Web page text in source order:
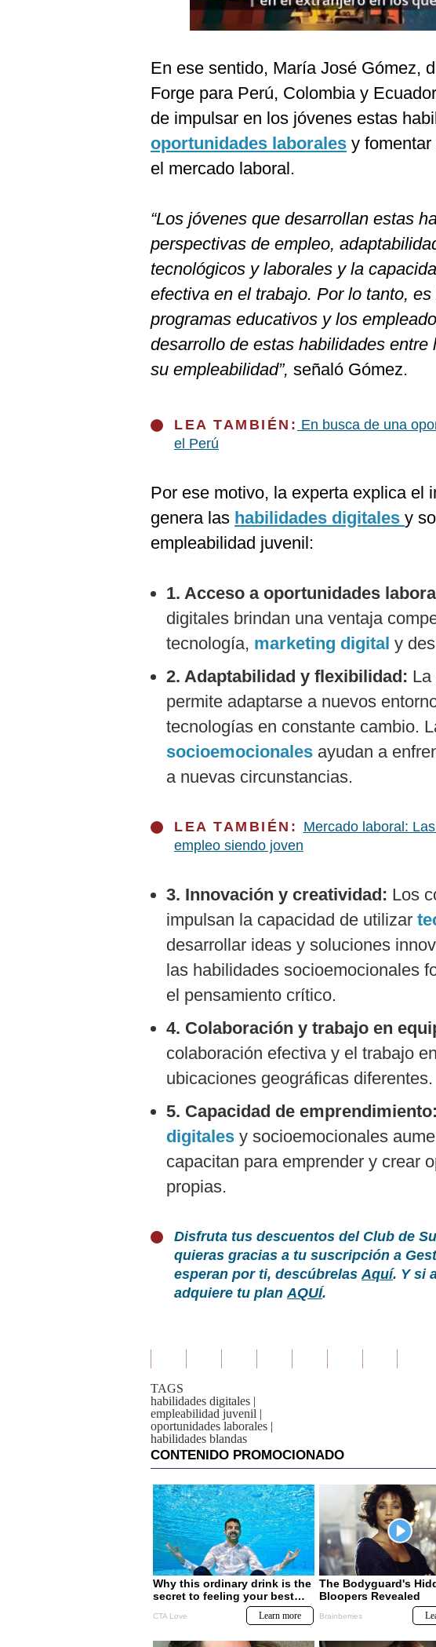
En ese sentido, María José Gómez,
Forge para Perú, Colombia y
de impulsar en los jóvenes estas
oportunidades laborales y
el mercado laboral.
“Los jóvenes que desarrollan estas
perspectivas de empleo,
tecnológicos y laborales y la
efectiva en el trabajo. Por lo tanto,
programas educativos y los
desarrollo de estas habilidades entre
su empleabilidad”, señaló Gómez.
LEA TAMBIÉN: En busca de una
el Perú
Por ese motivo, la experta explica el
genera las habilidades digitales y
empleabilidad juvenil:
1. Acceso a oportunidades
digitales brindan una ventaja
tecnología, marketing digital y
2. Adaptabilidad y flexibilidad: La
permite adaptarse a nuevos
tecnologías en constante cambio.
socioemocionales ayudan a
a nuevas circunstancias.
LEA TAMBIÉN: Mercado laboral:
empleo siendo joven
3. Innovación y creatividad: Los
impulsan la capacidad de utilizar
desarrollar ideas y soluciones
las habilidades socioemocionales
el pensamiento crítico.
4. Colaboración y trabajo en
colaboración efectiva y el trabajo
ubicaciones geográficas diferentes.
5. Capacidad de emprendimiento:
digitales y socioemocionales
capacitan para emprender y crear
propias.
Disfruta tus descuentos del Club de
quieras gracias a tu suscripción a
esperan por ti, descúbrelasAquí. Y si
adquiere tu planAQUÍ.
TAGS
habilidades digitales |
empleabilidad juvenil |
oportunidades laborales |
habilidades blandas